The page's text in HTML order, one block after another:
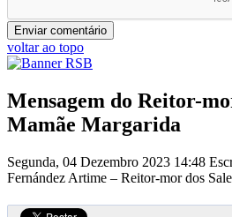
voltar ao topo
Mensagem do Reitor-
Mamãe Margarida
Segunda, 04 Dezembro 2023 14:48
Fernández Artime – Reitor-mor dos